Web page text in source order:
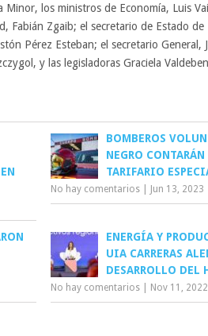
Minor, los ministros de Economía, Luis
Fabián Zgaib; el secretario de Estado de
Pérez Esteban; el secretario General,
y las legisladoras Graciela
BOMBEROS
NEGRO
TARIFARIO
No hay comentarios Jun 13, 2023
ENERGÍA Y
UIA CARRERAS
DESARROLLO DEL
No hay comentarios Nov 11, 2022